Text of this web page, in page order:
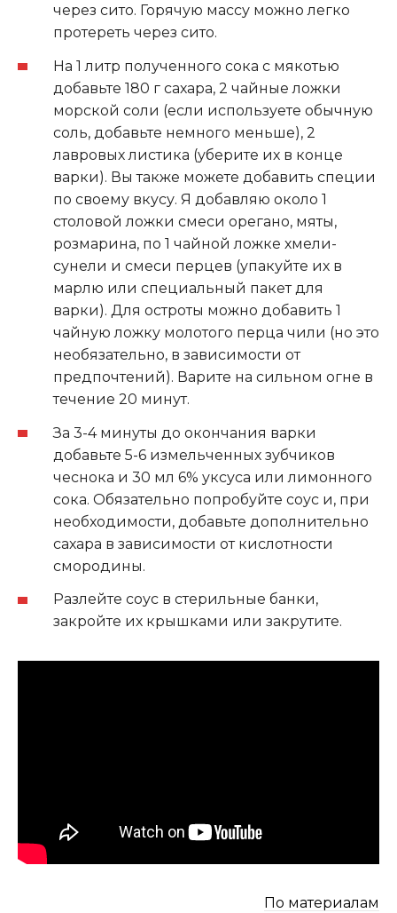
через сито. Горячую массу можно легко
протереть через сито.
На 1 литр полученного сока с мякотью
добавьте 180 г сахара, 2 чайные ложки
морской соли (если используете обычную
соль, добавьте немного меньше), 2
лавровых листика (уберите их в конце
варки). Вы также можете добавить специи
по своему вкусу. Я добавляю около 1
столовой ложки смеси орегано, мяты,
розмарина, по 1 чайной ложке хмели-
сунели и смеси перцев (упакуйте их в
марлю или специальный пакет для
варки). Для остроты можно добавить 1
чайную ложку молотого перца чили (но это
необязательно, в зависимости от
предпочтений). Варите на сильном огне в
течение 20 минут.
За 3-4 минуты до окончания варки
добавьте 5-6 измельченных зубчиков
чеснока и 30 мл 6% уксуса или лимонного
сока. Обязательно попробуйте соус и, при
необходимости, добавьте дополнительно
сахара в зависимости от кислотности
смородины.
Разлейте соус в стерильные банки,
закройте их крышками или закрутите.
По материалам